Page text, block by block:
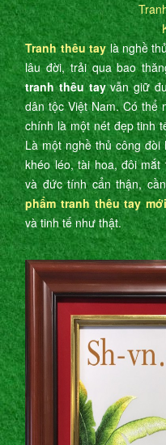
Tranh thêu tay là nghề
lâu đời, trải qua bao
tranh thêu tayvẫn giữ
dân tộc Việt Nam. Có thể
chính là một nét đẹp tinh
Là một nghề thủ công
khéo léo, tài hoa, đôi
và đức tính cẩn thận,
phẩm tranh thêu tay
và tinh tế như thật.